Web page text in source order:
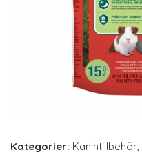
Kategorier: Kanintillbehör,